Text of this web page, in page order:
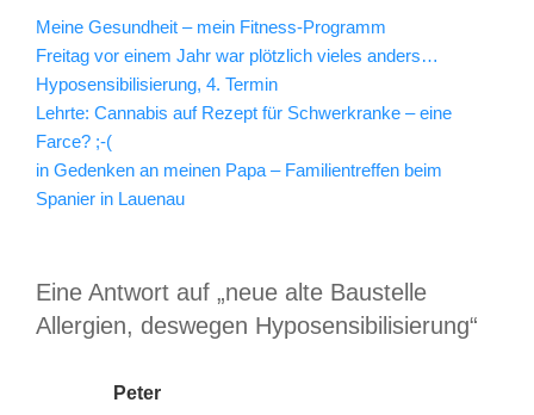
Meine Gesundheit – mein Fitness-Programm
Freitag vor einem Jahr war plötzlich vieles anders…
Hyposensibilisierung, 4. Termin
Lehrte: Cannabis auf Rezept für Schwerkranke – eine
Farce? ;-(
in Gedenken an meinen Papa – Familientreffen beim
Spanier in Lauenau
Eine Antwort auf „neue alte Baustelle
Allergien, deswegen Hyposensibilisierung“
Peter